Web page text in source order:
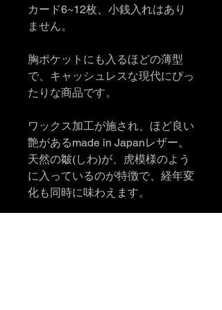
カード6~12枚、小銭入れはあり
ません。
胸ポケットにも入るほどの薄型
で、キャッシュレスな現代にぴっ
たりな商品です。
ワックス加工が施され、ほど良い
艶があるmade in Japanレザー。
天然の皺(しわ)が、虎模様のよう
に入っているのが特徴で、経年変
化も同時に味わえます。